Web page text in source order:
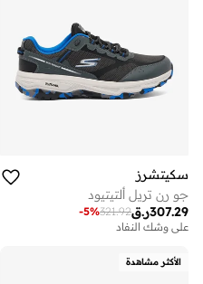
سكيتشرز
جو رن تريل ألتيتيود
ر.ق307.29
321.92
-5%
على وشك النفاد
الأكثر مشاهدة